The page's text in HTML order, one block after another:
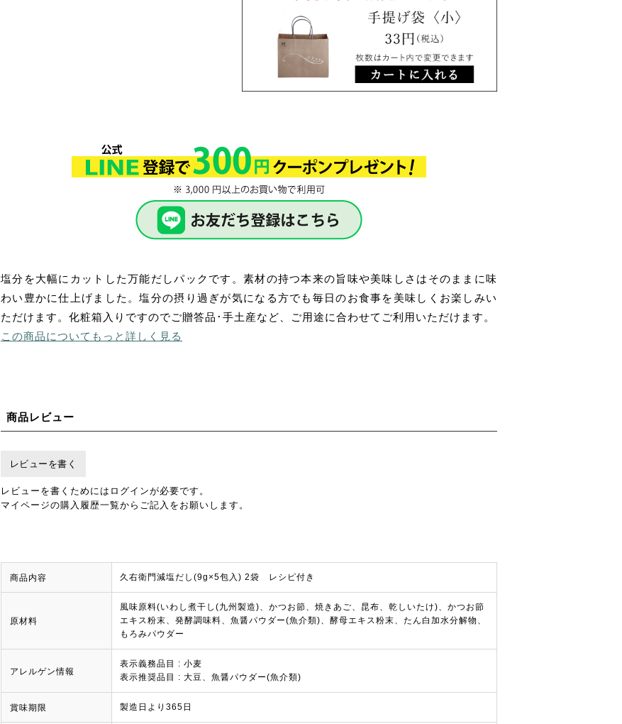
塩分を大幅にカットした万能だしパックです。素材の持つ本来の旨味や美味しさはそのままに味
わい豊かに仕上げました。塩分の摂り過ぎが気になる方でも毎日のお食事を美味しくお楽しみい
ただけます。化粧箱入りですのでご贈答品･手土産など、ご用途に合わせてご利用いただけます。
この商品についてもっと詳しく見る
商品レビュー
レビューを書く
レビューを書くためにはログインが必要です。
マイページの購入履歴一覧からご記入をお願いします。
商品内容 久右衛門減塩だし(9g×5包入) 2袋 レシピ付き
原材料
風味原料(いわし煮干し(九州製造)、かつお節、焼きあご、昆布、乾しいたけ)、かつお節
エキス粉末、発酵調味料、魚醤パウダー(魚介類)、酵母エキス粉末、たん白加水分解物、
もろみパウダー
アレルゲン情報
表示義務品目 : 小麦
表示推奨品目 : 大豆、魚醤パウダー(魚介類)
賞味期限 製造日より365日